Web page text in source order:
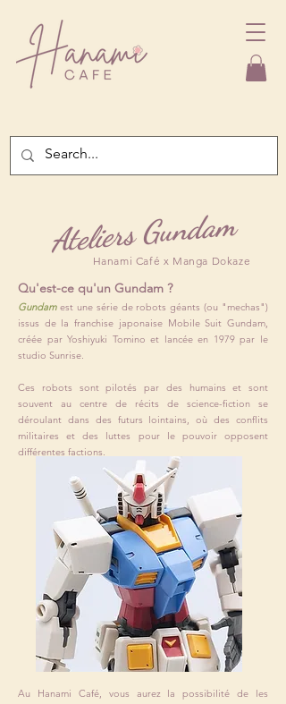
Ateliers Gundam
Hanami Café x Manga Dokaze
Qu'est-ce qu'un Gundam ?
Gundam est une série de robots géants (ou "mechas")
issus de la franchise japonaise Mobile Suit Gundam,
créée par Yoshiyuki Tomino et lancée en 1979 par le
studio Sunrise.
Ces robots sont pilotés par des humains et sont
souvent au centre de récits de science-fiction se
déroulant dans des futurs lointains, où des conflits
militaires et des luttes pour le pouvoir opposent
différentes factions.
Au Hanami Café, vous aurez la possibilité de les